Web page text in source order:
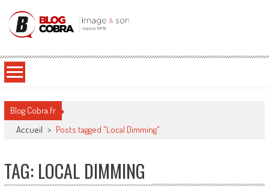
Blog Cobra
Blog Cobra.fr
Accueil > Posts tagged "Local Dimming"
TAG: LOCAL DIMMING